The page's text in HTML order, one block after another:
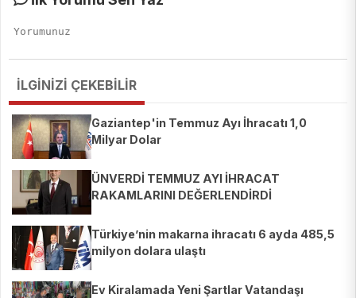
İLGİNİZİ ÇEKEBİLİR
Gaziantep'in Temmuz Ayı İhracatı 1,0
Milyar Dolar
ÜNVERDİ TEMMUZ AYI İHRACAT
RAKAMLARINI DEĞERLENDİRDİ
Türkiye’nin makarna ihracatı 6 ayda 485,5
milyon dolara ulaştı
Ev Kiralamada Yeni Şartlar Vatandaşı